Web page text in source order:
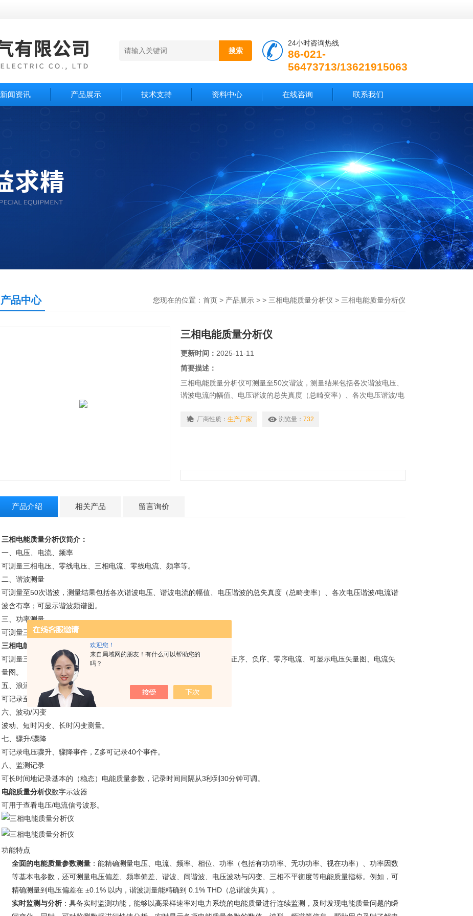
欢迎您！
来自局域网的朋友！有什么可以帮助您的
吗？
24小时咨询热线
86-021-
56473713/13621915063
新闻资讯 产品展示 技术支持 资料中心 在线咨询 联系我们
产品中心 您现在的位置： 首页 > 产品展示 > > 三相电能质量分析仪 > 三相电能质量分析仪
三相电能质量分析仪
更新时间： 2025-11-11
简要描述：
三相电能质量分析仪可测量至50次谐波，测量结果包括各次谐波电压、
谐波电流的幅值、电压谐波的总失真度（总畸变率）、各次电压谐波/电
厂商性质： 生产厂家 浏览量： 732
产品介绍 相关产品 留言询价
三相电能质量分析仪简介：
一、电压、电流、频率
可测量三相电压、零线电压、三相电流、零线电流、频率等。
二、谐波测量
可测量至50次谐波，测量结果包括各次谐波电压、谐波电流的幅值、电压谐波的总失真度（总畸变率）、各次电压谐波/电流谐
波含有率；可显示谐波频谱图。
三、功率测量
可测量三相视在功率、有功功率、无功功率、功率因数、三相电能等。
三相电能质量分析仪
三相不平衡测量
可测量三相电压不平衡度及正序、负序、零序电压；三相电流不平衡度及正序、负序、零序电流、可显示电压矢量图、电流矢
量图。
五、浪涌电流
可记录至少40个浪涌电流事件。
六、波动/闪变
波动、短时闪变、长时闪变测量。
七、骤升/骤降
可记录电压骤升、骤降事件，Z多可记录40个事件。
八、监测记录
可长时间地记录基本的（稳态）电能质量参数，记录时间间隔从3秒到30分钟可调。
电能质量分析仪数字示波器
可用于查看电压/电流信号波形。
功能特点
全面的电能质量参数测量 ：能精确测量电压、电流、频率、相位、功率（包括有功功率、无功功率、视在功率）、功率因数
等基本电参数，还可测量电压偏差、频率偏差、谐波、间谐波、电压波动与闪变、三相不平衡度等电能质量指标。例如，可
精确测量到电压偏差在 ±0.1% 以内，谐波测量能精确到 0.1% THD（总谐波失真）。
实时监测与分析 ：具备实时监测功能，能够以高采样速率对电力系统的电能质量进行连续监测，及时发现电能质量问题的瞬